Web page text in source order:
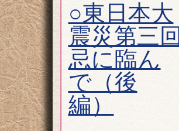
○東日本大
震災第三回
忌に臨ん
で（後
編）